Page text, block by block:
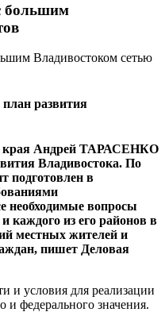
большим
развития
края Андрей ТАРАСЕНКО
Владивостока. По
подготовлен в
необходимые вопросы
каждого из его районов в
местных жителей и
пишет Деловая
и условия для реализации
и федерального значения.